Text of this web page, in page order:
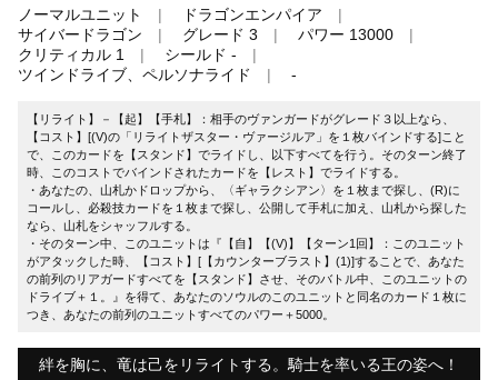
ノーマルユニット
ドラゴンエンパイア
サイバードラゴン
グレード 3
パワー 13000
クリティカル 1
シールド -
ツインドライブ、ペルソナライド
-
【リライト】－【起】【手札】：相手のヴァンガードがグレード３以上なら、
【コスト】[(V)の「リライトザスター・ヴァージルア」を１枚バインドする]こと
で、このカードを【スタンド】でライドし、以下すべてを行う。そのターン終了
時、このコストでバインドされたカードを【レスト】でライドする。
・あなたの、山札かドロップから、〈ギャラクシアン〉を１枚まで探し、(R)に
コールし、必殺技カードを１枚まで探し、公開して手札に加え、山札から探した
なら、山札をシャッフルする。
・そのターン中、このユニットは『【自】【(V)】【ターン1回】：このユニット
がアタックした時、【コスト】[【カウンターブラスト】(1)]することで、あなた
の前列のリアガードすべてを【スタンド】させ、そのバトル中、このユニットの
ドライブ＋１。』を得て、あなたのソウルのこのユニットと同名のカード１枚に
つき、あなたの前列のユニットすべてのパワー＋5000。
絆を胸に、竜は己をリライトする。騎士を率いる王の姿へ！